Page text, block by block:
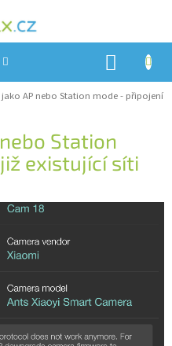
jako AP nebo Station mode - připojení
Station
existující síti